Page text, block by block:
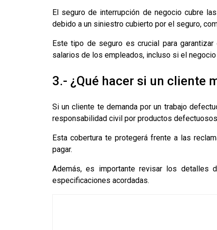
El seguro de interrupción de negocio cubre
debido a un siniestro cubierto por el seguro,
Este tipo de seguro es crucial para
salarios de los empleados, incluso si el
3.- ¿Qué hacer si un cliente
Si un cliente te demanda por un trabajo
responsabilidad civil por productos
Esta cobertura te protegerá frente a las
pagar.
Además, es importante revisar los detalles
especificaciones acordadas.